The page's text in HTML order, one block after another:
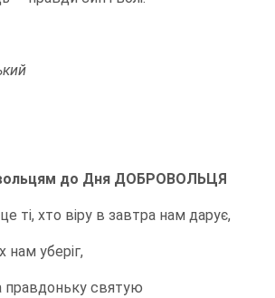
до Дня ДОБРОВОЛЬЦЯ
ті, хто віру в завтра нам дарує,
нам уберіг,
правдоньку святую